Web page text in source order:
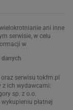
ani inne
serwisie, w celu
w
oraz serwisu tokfm.pl
z ich wydawcami:
sp. z o.o.
płatnej